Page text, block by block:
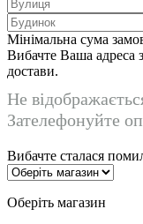
Мінімальна сума
Вибачте Ваша адреса
достави.
Не
Зателефонуйте
Вибачте сталася
Оберіть магазин